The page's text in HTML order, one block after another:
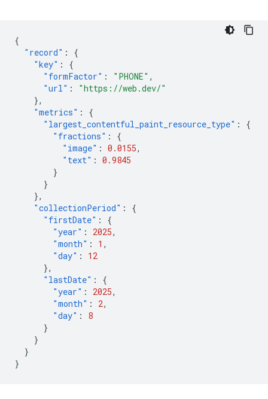
{
"record" :
{
"key" :
{
"formFactor" : "PHONE" ,
"url" :
"https://web.dev/"
},
"metrics" :
{
"largest_contentful_paint_resource_type" :
{
"fractions" :
{
"image" : 0.0155,
"text" : 0.9845
}
}
},
"collectionPeriod" :
{
"firstDate" :
{
"year" : 2025,
"month" : 1 ,
"day" :
12
},
"lastDate" :
{
"year" : 2025,
"month" : 2,
"day" :
8
}
}
}
}